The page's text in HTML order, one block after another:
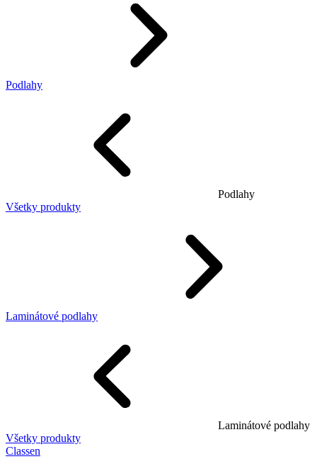
Podlahy
Podlahy
Všetky produkty
Laminátové podlahy
Laminátové podlahy
Všetky produkty
Classen